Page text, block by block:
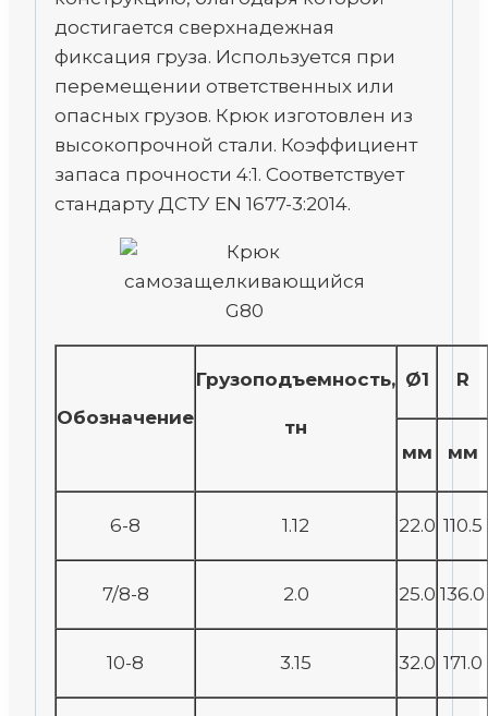
достигается сверхнадежная
фиксация груза. Используется при
перемещении ответственных или
опасных грузов. Крюк изготовлен из
высокопрочной стали. Коэффициент
запаса прочности 4:1. Соответствует
стандарту ДСТУ EN 1677-3:2014.
Обозначение
Грузоподъемность,
тн
Ø1 R
мм мм
6-8 1.12 22.0 110.5
7/8-8 2.0 25.0 136.0
10-8 3.15 32.0 171.0